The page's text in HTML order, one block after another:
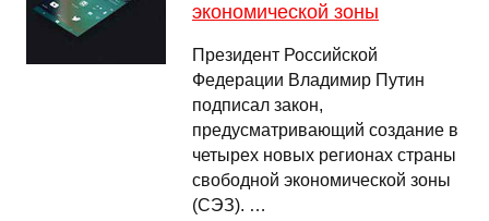
экономической зоны
Президент Российской
Федерации Владимир Путин
подписал закон,
предусматривающий создание в
четырех новых регионах страны
свободной экономической зоны
(СЭЗ). …